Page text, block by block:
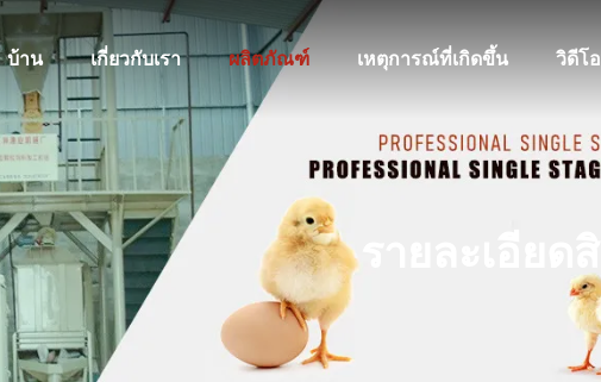
บ้าน เกี่ยวกับเรา ผลิตภัณฑ์ เหตุการณ์ที่เกิดขึ้น วิดีโอ